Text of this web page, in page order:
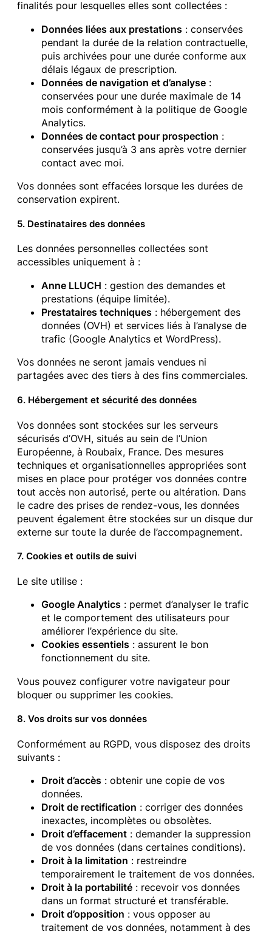
finalités pour lesquelles elles sont collectées :
Données liées aux prestations : conservées
pendant la durée de la relation contractuelle,
puis archivées pour une durée conforme aux
délais légaux de prescription.
Données de navigation et d’analyse :
conservées pour une durée maximale de 14
mois conformément à la politique de Google
Analytics.
Données de contact pour prospection :
conservées jusqu’à 3 ans après votre dernier
contact avec moi.
Vos données sont effacées lorsque les durées de
conservation expirent.
5. Destinataires des données
Les données personnelles collectées sont
accessibles uniquement à :
Anne LLUCH : gestion des demandes et
prestations (équipe limitée).
Prestataires techniques : hébergement des
données (OVH) et services liés à l’analyse de
trafic (Google Analytics et WordPress).
Vos données ne seront jamais vendues ni
partagées avec des tiers à des fins commerciales.
6. Hébergement et sécurité des données
Vos données sont stockées sur les serveurs
sécurisés d’OVH, situés au sein de l’Union
Européenne, à Roubaix, France. Des mesures
techniques et organisationnelles appropriées sont
mises en place pour protéger vos données contre
tout accès non autorisé, perte ou altération. Dans
le cadre des prises de rendez-vous, les données
peuvent également être stockées sur un disque dur
externe sur toute la durée de l’accompagnement.
7. Cookies et outils de suivi
Le site utilise :
Google Analytics : permet d’analyser le trafic
et le comportement des utilisateurs pour
améliorer l’expérience du site.
Cookies essentiels : assurent le bon
fonctionnement du site.
Vous pouvez configurer votre navigateur pour
bloquer ou supprimer les cookies.
8. Vos droits sur vos données
Conformément au RGPD, vous disposez des droits
suivants :
Droit d’accès : obtenir une copie de vos
données.
Droit de rectification : corriger des données
inexactes, incomplètes ou obsolètes.
Droit d’effacement : demander la suppression
de vos données (dans certaines conditions).
Droit à la limitation : restreindre
temporairement le traitement de vos données.
Droit à la portabilité : recevoir vos données
dans un format structuré et transférable.
Droit d’opposition : vous opposer au
traitement de vos données, notamment à des